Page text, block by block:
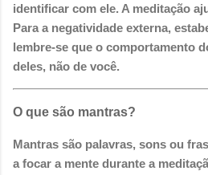
identificar com ele. A meditação
Para a negatividade externa,
lembre-se que o comportamento
deles, não de você.
O que são mantras?
Mantras são palavras, sons ou
a focar a mente durante a